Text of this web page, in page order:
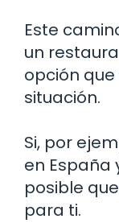
Este
un
opción
situación.
Si, por
en España
posible
para ti.